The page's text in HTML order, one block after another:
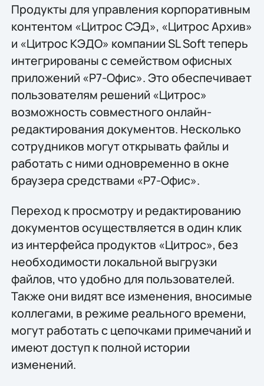
Продукты для управления корпоративным
контентом «Цитрос СЭД», «Цитрос Архив»
и «Цитрос КЭДО» компании SL Soft теперь
интегрированы с семейством офисных
приложений «Р7-Офис». Это обеспечивает
пользователям решений «Цитрос»
возможность совместного онлайн-
редактирования документов. Несколько
сотрудников могут открывать файлы и
работать с ними одновременно в окне
браузера средствами «Р7-Офис».
Переход к просмотру и редактированию
документов осуществляется в один клик
из интерфейса продуктов «Цитрос», без
необходимости локальной выгрузки
файлов, что удобно для пользователей.
Также они видят все изменения, вносимые
коллегами, в режиме реального времени,
могут работать с цепочками примечаний и
имеют доступ к полной истории
изменений.